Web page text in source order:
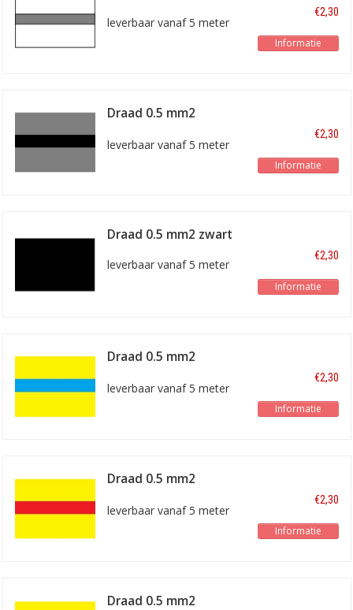
leverbaar vanaf 5 meter
€2,30
Informatie
Draad 0.5 mm2
leverbaar vanaf 5 meter
€2,30
Informatie
Draad 0.5 mm2 zwart
leverbaar vanaf 5 meter
€2,30
Informatie
Draad 0.5 mm2
leverbaar vanaf 5 meter
€2,30
Informatie
Draad 0.5 mm2
leverbaar vanaf 5 meter
€2,30
Informatie
Draad 0.5 mm2